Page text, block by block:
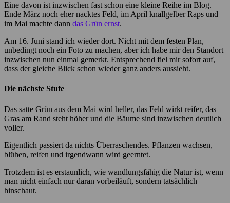
Eine davon ist inzwischen fast schon eine kleine Reihe im Blog.
Ende März noch eher nacktes Feld, im April knallgelber Raps und
im Mai machte dann das Grün ernst.
Am 16. Juni stand ich wieder dort. Nicht mit dem festen Plan,
unbedingt noch ein Foto zu machen, aber ich habe mir den Standort
inzwischen nun einmal gemerkt. Entsprechend fiel mir sofort auf,
dass der gleiche Blick schon wieder ganz anders aussieht.
Die nächste Stufe
Das satte Grün aus dem Mai wird heller, das Feld wirkt reifer, das
Gras am Rand steht höher und die Bäume sind inzwischen deutlich
voller.
Eigentlich passiert da nichts Überraschendes. Pflanzen wachsen,
blühen, reifen und irgendwann wird geerntet.
Trotzdem ist es erstaunlich, wie wandlungsfähig die Natur ist, wenn
man nicht einfach nur daran vorbeiläuft, sondern tatsächlich
hinschaut.